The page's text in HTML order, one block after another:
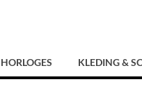
HORLOGES KLEDING &